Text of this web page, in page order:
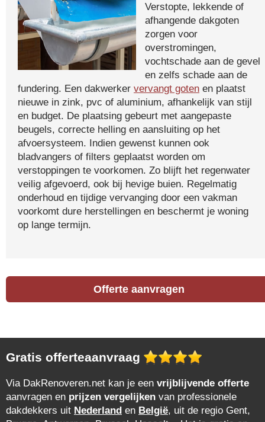
Verstopte, lekkende of
afhangende dakgoten
zorgen voor
overstromingen,
vochtschade aan de gevel
en zelfs schade aan de
fundering. Een dakwerker vervangt goten en plaatst
nieuwe in zink, pvc of aluminium, afhankelijk van stijl
en budget. De plaatsing gebeurt met aangepaste
beugels, correcte helling en aansluiting op het
afvoersysteem. Indien gewenst kunnen ook
bladvangers of filters geplaatst worden om
verstoppingen te voorkomen. Zo blijft het regenwater
veilig afgevoerd, ook bij hevige buien. Regelmatig
onderhoud en tijdige vervanging door een vakman
voorkomt dure herstellingen en beschermt je woning
op lange termijn.
Offerte aanvragen
Gratis offerteaanvraag
Via DakRenoveren.net kan je een vrijblijvende offerte
aanvragen en prijzen vergelijken van professionele
dakdekkers uit Nederland en België, uit de regio Gent,